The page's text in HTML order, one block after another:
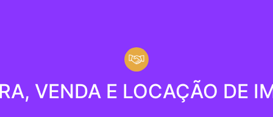
VENDA E LOCAÇÃO DE
venda e locação de
perfil de investimento, verificamos a melhor